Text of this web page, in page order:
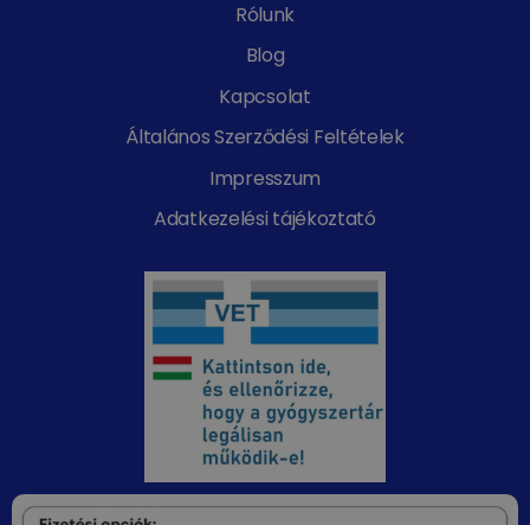
Rólunk
Blog
Kapcsolat
Általános Szerződési Feltételek
Impresszum
Adatkezelési tájékoztató